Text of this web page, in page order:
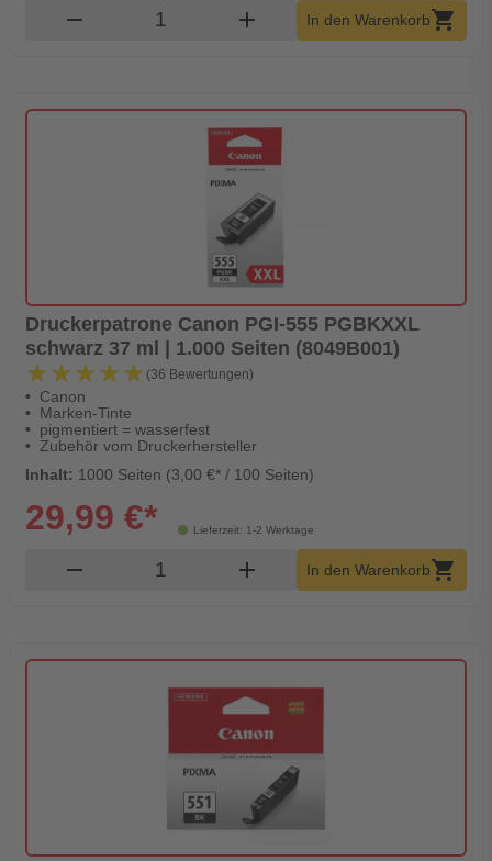
remove Produkt Warenkorb Menge
add In den Warenkorb shopping_cart
Druckerpatrone Canon PGI-555 PGBKXXL
schwarz 37 ml | 1.000 Seiten (8049B001)
★★★★★
★★★★★ (36 Bewertungen)
Canon
Marken-Tinte
pigmentiert = wasserfest
Zubehör vom Druckerhersteller
Inhalt: 1000 Seiten (3,00 €* / 100 Seiten)
Lieferzeit: 1-2 Werktage
29,99 €*
remove Produkt Warenkorb Menge
add In den Warenkorbshopping_cart